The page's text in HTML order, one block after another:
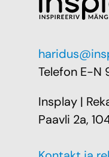
Telefon E-N
Insplay |
Paavli 2a,